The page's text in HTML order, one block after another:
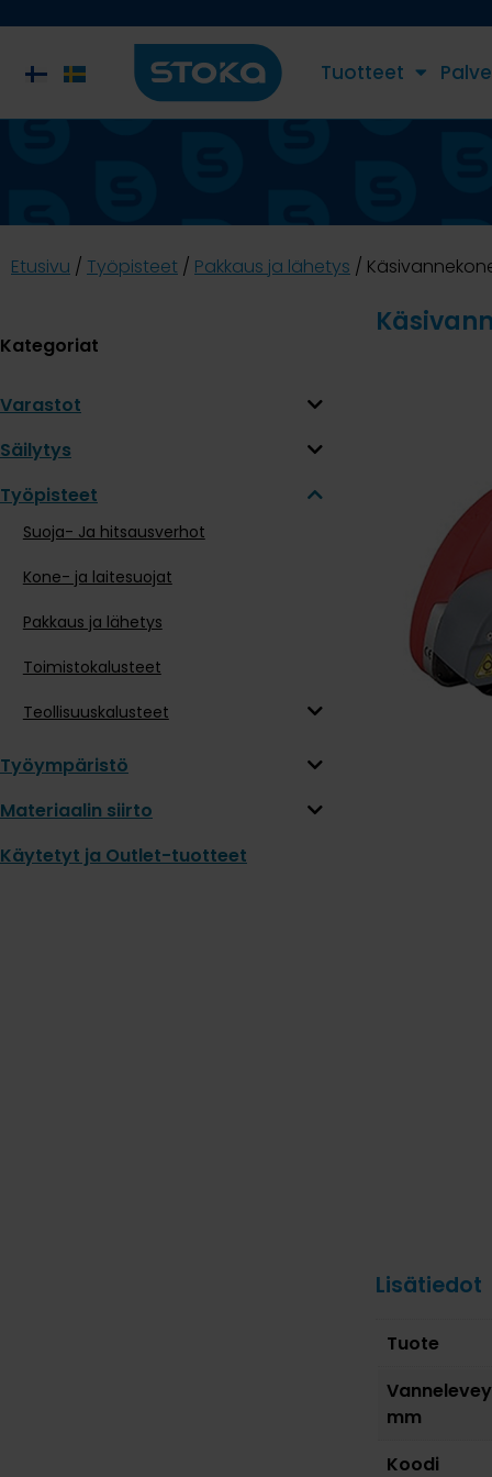
Tuotteet
Etusivu / Työpisteet / Pakkaus ja lähetys /
Kategoriat
Varastot
Säilytys
Työpisteet
Suoja- Ja hitsausverhot
Kone- ja laitesuojat
Pakkaus ja lähetys
Toimistokalusteet
Teollisuuskalusteet
Työympäristö
Materiaalin siirto
Käytetyt ja Outlet-tuotteet
Lisätiedot
Tuote
mm
Koodi